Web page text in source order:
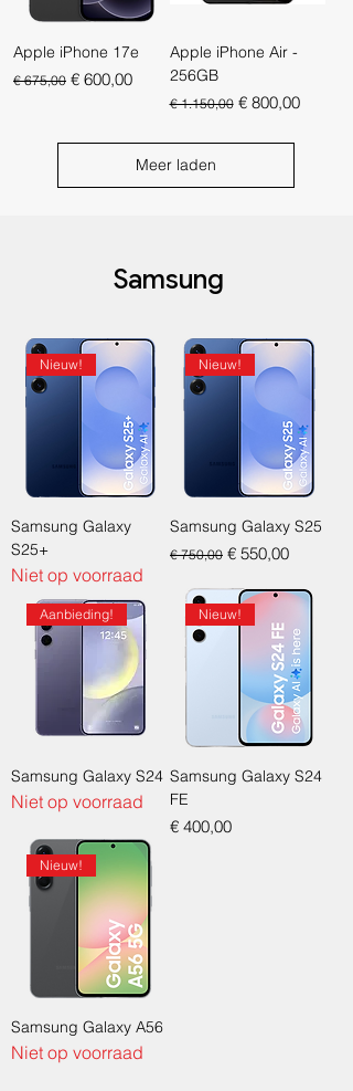
Apple iPhone 17e
Normale prijs
€ 675,00 Verkoopprijs
€ 600,00
Apple iPhone Air -
256GB
Normale prijs
€ 1.150,00 Verkoopprijs
€ 800,00
Meer laden
Samsung
Nieuw!
Samsung Galaxy
S25+
Niet op voorraad
Nieuw!
Samsung Galaxy S25
Normale prijs
€ 750,00 Verkoopprijs
€ 550,00
Aanbieding!
Samsung Galaxy S24
Niet op voorraad
Nieuw!
Samsung Galaxy S24
FE
Prijs
€ 400,00
Nieuw!
Samsung Galaxy A56
Niet op voorraad